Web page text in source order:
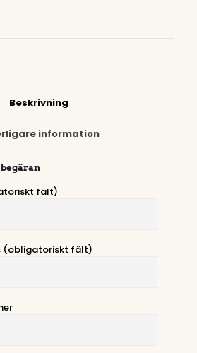
Beskrivning
information
fält)
(obligatoriskt fält)